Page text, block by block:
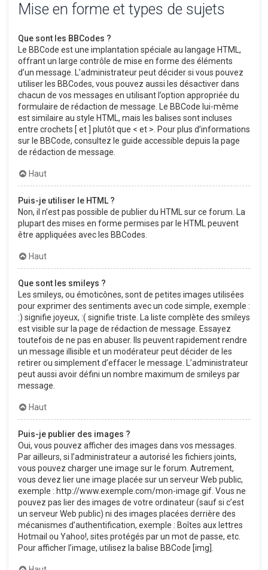
Mise en forme et types de sujets
Que sont les BBCodes ?
Le BBCode est une implantation spéciale au langage HTML,
offrant un large contrôle de mise en forme des éléments
d’un message. L’administrateur peut décider si vous pouvez
utiliser les BBCodes, vous pouvez aussi les désactiver dans
chacun de vos messages en utilisant l’option appropriée du
formulaire de rédaction de message. Le BBCode lui-même
est similaire au style HTML, mais les balises sont incluses
entre crochets [ et ] plutôt que < et >. Pour plus d’informations
sur le BBCode, consultez le guide accessible depuis la page
de rédaction de message.
Haut
Puis-je utiliser le HTML ?
Non, il n’est pas possible de publier du HTML sur ce forum. La
plupart des mises en forme permises par le HTML peuvent
être appliquées avec les BBCodes.
Haut
Que sont les smileys ?
Les smileys, ou émoticônes, sont de petites images utilisées
pour exprimer des sentiments avec un code simple, exemple :
:) signifie joyeux, :( signifie triste. La liste complète des smileys
est visible sur la page de rédaction de message. Essayez
toutefois de ne pas en abuser. Ils peuvent rapidement rendre
un message illisible et un modérateur peut décider de les
retirer ou simplement d’effacer le message. L’administrateur
peut aussi avoir défini un nombre maximum de smileys par
message.
Haut
Puis-je publier des images ?
Oui, vous pouvez afficher des images dans vos messages.
Par ailleurs, si l’administrateur a autorisé les fichiers joints,
vous pouvez charger une image sur le forum. Autrement,
vous devez lier une image placée sur un serveur Web public,
exemple : http://www.exemple.com/mon-image.gif. Vous ne
pouvez pas lier des images de votre ordinateur (sauf si c’est
un serveur Web public) ni des images placées derrière des
mécanismes d’authentification, exemple : Boîtes aux lettres
Hotmail ou Yahoo!, sites protégés par un mot de passe, etc.
Pour afficher l’image, utilisez la balise BBCode [img].